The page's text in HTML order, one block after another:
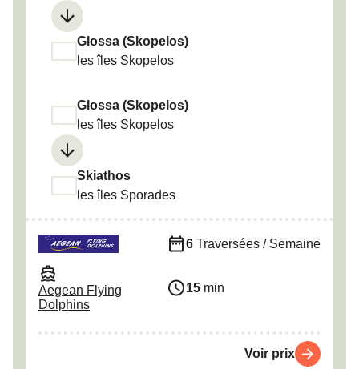
Glossa (Skopelos)
les îles Skopelos
Glossa (Skopelos)
les îles Skopelos
Skiathos
les îles Sporades
Aegean Flying
Dolphins
6 Traversées / Semaine
15 min
Voir prix